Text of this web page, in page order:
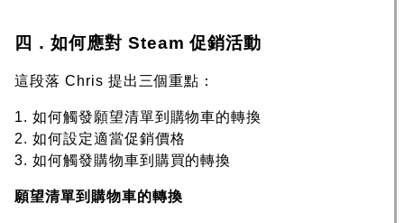
四．如何應對 Steam 促銷活動
這段落 Chris 提出三個重點：
1. 如何觸發願望清單到購物車的轉換
2. 如何設定適當促銷價格
3. 如何觸發購物車到購買的轉換
願望清單到購物車的轉換